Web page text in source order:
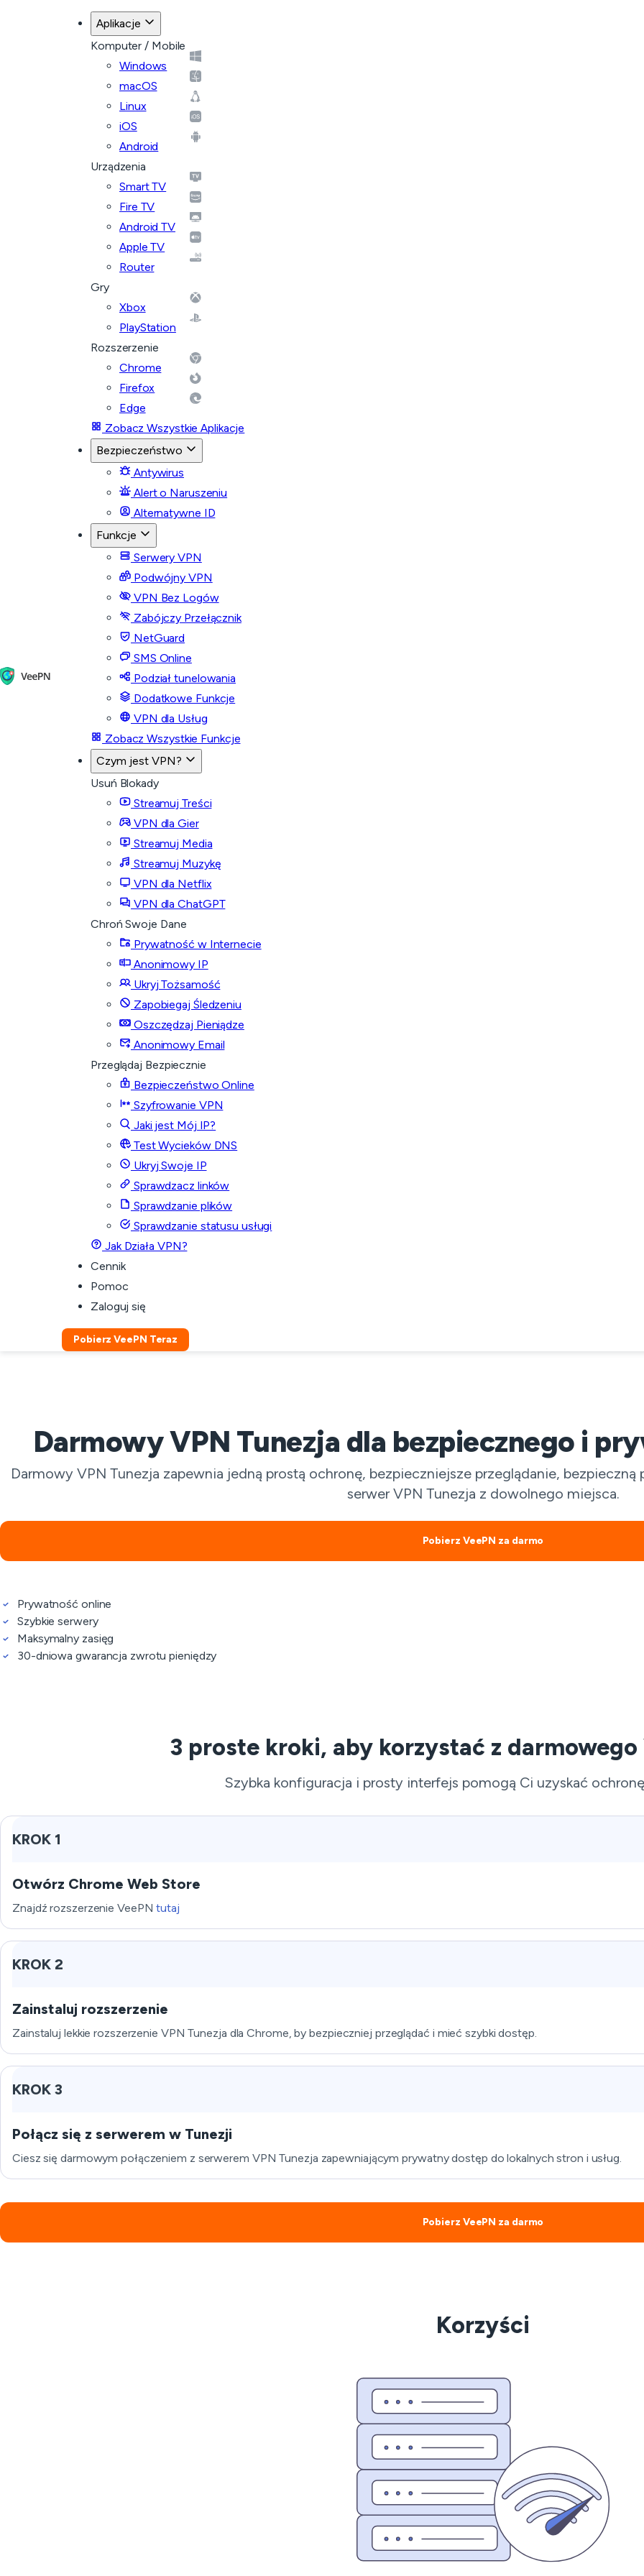
Aplikacje
Komputer / Mobile
Windows
macOS
Linux
iOS
Android
Urządzenia
Smart TV
Fire TV
Android TV
Apple TV
Router
Gry
Xbox
PlayStation
Rozszerzenie
Chrome
Firefox
Edge
Zobacz Wszystkie Aplikacje
Bezpieczeństwo
Antywirus
Alert o Naruszeniu
Alternatywne ID
Funkcje
Serwery VPN
Podwójny VPN
VPN Bez Logów
Zabójczy Przełącznik
NetGuard
SMS Online
Podział tunelowania
Dodatkowe Funkcje
VPN dla Usług
Zobacz Wszystkie Funkcje
Czym jest VPN?
Usuń Blokady
Streamuj Treści
VPN dla Gier
Streamuj Media
Streamuj Muzykę
VPN dla Netflix
VPN dla ChatGPT
Chroń Swoje Dane
Prywatność w Internecie
Anonimowy IP
Ukryj Tożsamość
Zapobiegaj Śledzeniu
Oszczędzaj Pieniądze
Anonimowy Email
Przeglądaj Bezpiecznie
Bezpieczeństwo Online
Szyfrowanie VPN
Jaki jest Mój IP?
Test Wycieków DNS
Ukryj Swoje IP
Sprawdzacz linków
Sprawdzanie plików
Sprawdzanie statusu usługi
Jak Działa VPN?
Cennik
Pomoc
Zaloguj się
Pobierz VeePN Teraz
Darmowy VPN Tunezja dla bezpiecznego i
Darmowy VPN Tunezja zapewnia jedną prostą ochronę, bezpieczniejsze przeglądanie,
serwer VPN Tunezja z dowolnego miejsca.
Pobierz VeePN za darmo
Prywatność online
Szybkie serwery
Maksymalny zasięg
30-dniowa gwarancja zwrotu pieniędzy
3 proste kroki, aby korzystać z darmowego
Szybka konfiguracja i prosty interfejs pomogą Ci uzyskać
KROK 1
Otwórz Chrome Web Store
Znajdź rozszerzenie VeePNtutaj
KROK 2
Zainstaluj rozszerzenie
Zainstaluj lekkie rozszerzenie VPN Tunezja dla Chrome, by bezpieczniej przeglądać i mieć szybki dostęp.
KROK 3
Połącz się z serwerem w Tunezji
Ciesz się darmowym połączeniem z serwerem VPN Tunezja zapewniającym prywatny dostęp do lokalnych stron i usług.
Pobierz VeePN za darmo
Korzyści